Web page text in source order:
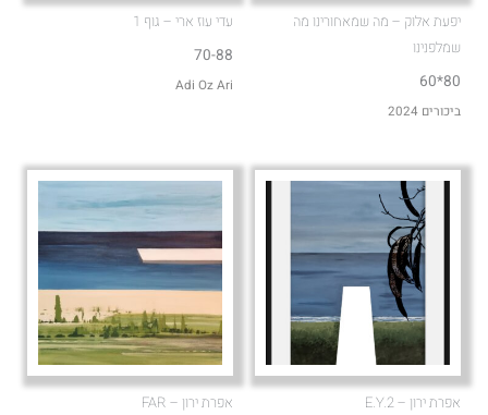
יפעת אלוק – מה שמאחורינו מה
שמלפנינו
80*60
ביכורים 2024
עדי עוז ארי – גוף 1
70-88
Adi Oz Ari
אפרת ירון – E.Y.2 אפרת ירון – FAR